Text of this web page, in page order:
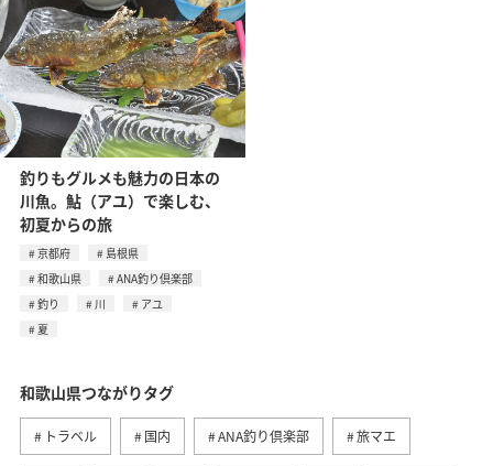
釣りもグルメも魅力の日本の
川魚。鮎（アユ）で楽しむ、
初夏からの旅
京都府
島根県
和歌山県
ANA釣り倶楽部
釣り
川
アユ
夏
和歌山県つながりタグ
トラベル 国内 ANA釣り倶楽部 旅マエ